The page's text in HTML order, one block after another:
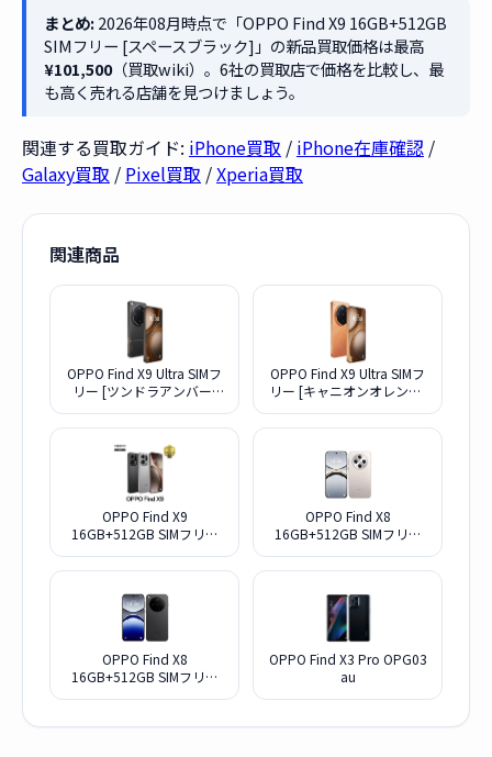
まとめ:2026年08月時点で「OPPO Find X9 16GB+512GB
SIMフリー [スペースブラック]」の新品買取価格は最高
¥101,500（買取wiki）。6社の買取店で価格を比較し、最
も高く売れる店舗を見つけましょう。
関連する買取ガイド: iPhone買取 / iPhone在庫確認 /
Galaxy買取 / Pixel買取 /Xperia買取
関連商品
OPPO Find X9 Ultra SIMフ
リー [ツンドラアンバー]
OPPO Find X9 Ultra SIMフ
リー [キャニオンオレンジ]
OPPO Find X9
16GB+512GB SIMフリー
OPPO Find X8
16GB+512GB SIMフリー
OPPO Find X8
16GB+512GB SIMフリー
OPPO Find X3 Pro OPG03
au